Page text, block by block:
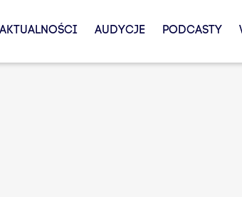
AKTUALNOŚCI AUDYCJE PODCASTY